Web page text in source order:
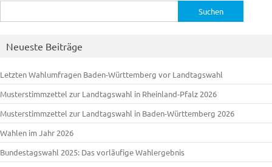
nach:
Neueste Beiträge
Letzten Wahlumfragen Baden-Württemberg vor Landtagswahl
Musterstimmzettel zur Landtagswahl in Rheinland-Pfalz 2026
Musterstimmzettel zur Landtagswahl in Baden-Württemberg 2026
Wahlen im Jahr 2026
Bundestagswahl 2025: Das vorläufige Wahlergebnis